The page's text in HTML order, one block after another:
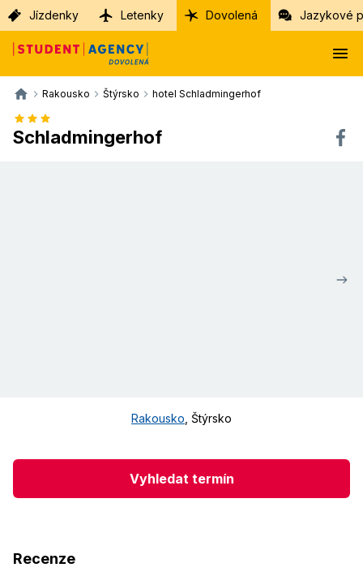
Jízdenky Letenky Dovolená Jazykové
Rakousko Štýrsko hotel Schladmingerhof
Schladmingerhof
Rakousko Štýrsko
Vyhledat termín
Recenze